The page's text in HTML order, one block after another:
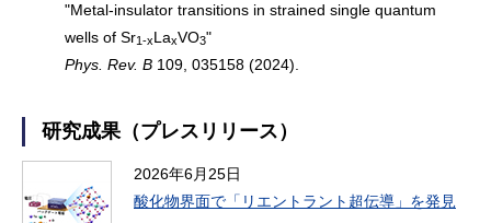
"Metal-insulator transitions in strained single quantum
wells of Sr1-xLaxVO3"
Phys. Rev. B 109, 035158 (2024).
研究成果（プレスリリース）
2026年6月25日
酸化物界面で「リエントラント超伝導」を発見